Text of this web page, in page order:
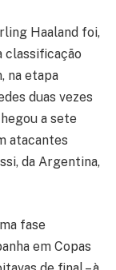
Haaland foi,
classificação
na etapa
duas vezes
a sete
atacantes
da Argentina,
fase
em Copas